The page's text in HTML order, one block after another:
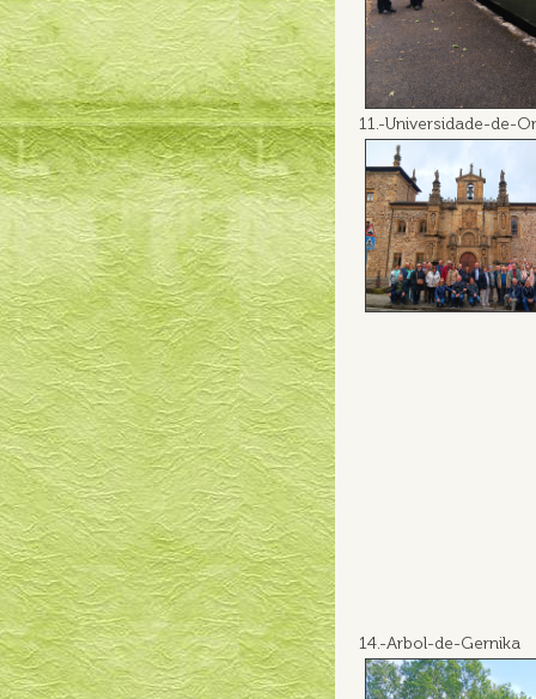
11.-Universidade-de-
14.-Arbol-de-Gernika